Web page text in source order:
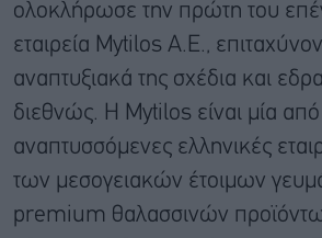
ολοκλήρωσε την πρώτη του
εταιρεία Mytilos Α.Ε.,
αναπτυξιακά της σχέδια και
διεθνώς. Η Mytilos είναι μία από
αναπτυσσόμενες ελληνικές
των μεσογειακών έτοιμων
premium θαλασσινών